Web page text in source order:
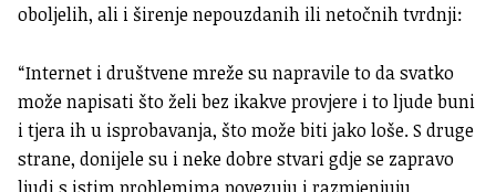
oboljelih, ali i širenje nepouzdanih ili netočnih tvrdnji:
“Internet i društvene mreže su napravile to da svatko
može napisati što želi bez ikakve provjere i to ljude buni
i tjera ih u isprobavanja, što može biti jako loše. S druge
strane, donijele su i neke dobre stvari gdje se zapravo